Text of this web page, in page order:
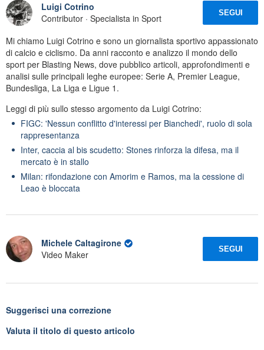
Luigi Cotrino
Contributor · Specialista in Sport
SEGUI
Mi chiamo Luigi Cotrino e sono un giornalista sportivo appassionato
di calcio e ciclismo. Da anni racconto e analizzo il mondo dello
sport per Blasting News, dove pubblico articoli, approfondimenti e
analisi sulle principali leghe europee: Serie A, Premier League,
Bundesliga, La Liga e Ligue 1.
Leggi di più sullo stesso argomento da Luigi Cotrino:
FIGC: 'Nessun conflitto d'interessi per Bianchedi', ruolo di sola
rappresentanza
Inter, caccia al bis scudetto: Stones rinforza la difesa, ma il
mercato è in stallo
Milan: rifondazione con Amorim e Ramos, ma la cessione di
Leao è bloccata
Michele Caltagirone
Video Maker
SEGUI
Suggerisci una correzione
Valuta il titolo di questo articolo